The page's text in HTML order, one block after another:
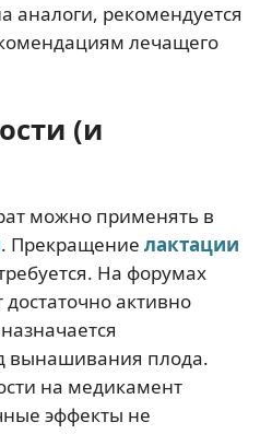
аналоги, рекомендуется
лечащего
(и
можно применять в
. Прекращение лактации
На форумах
активно
вынашивания плода.
на медикамент
эффекты не